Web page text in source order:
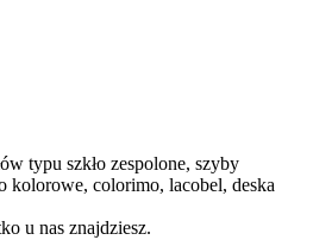
typu szkło zespolone, szyby
kolorowe, colorimo, lacobel, deska
u nas znajdziesz.